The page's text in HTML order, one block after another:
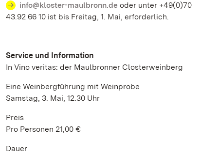
info@kloster-maulbronn.de oder unter +49(0)70
43.92 66 10 ist bis Freitag, 1. Mai, erforderlich.
Service und Information
In Vino veritas: der Maulbronner Closterweinberg
Eine Weinbergführung mit Weinprobe
Samstag, 3. Mai, 12.30 Uhr
Preis
Pro Personen 21,00 €
Dauer